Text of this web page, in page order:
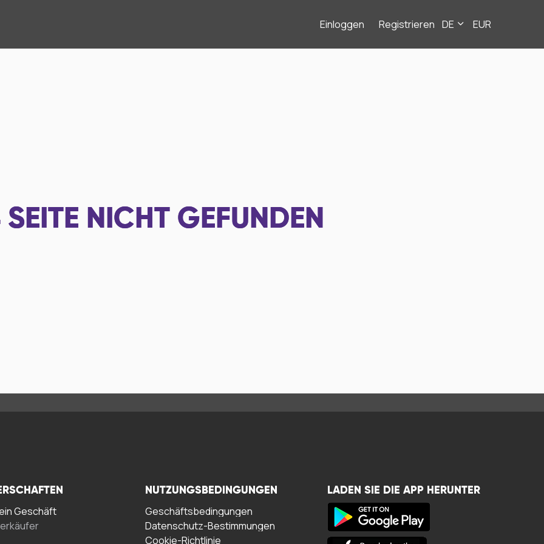
Einloggen Registrieren DE EUR
SEITE NICHT GEFUNDEN
Geschäft
NUTZUNGSBEDINGUNGEN
Geschäftsbedingungen
Datenschutz-Bestimmungen
Cookie-Richtlinie
LADEN SIE DIE APP HERUNTER